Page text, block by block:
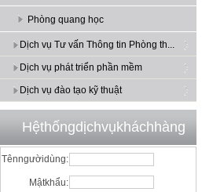
Phòng quang học
Dịch vụ Tư vấn Thông tin Phòng th...
Dịch vụ phát triển phần mềm
Dịch vụ đào tạo kỹ thuật
Hệthốngdịchvụkháchhàng
Tênngườidùng:
Mậtkhẩu: